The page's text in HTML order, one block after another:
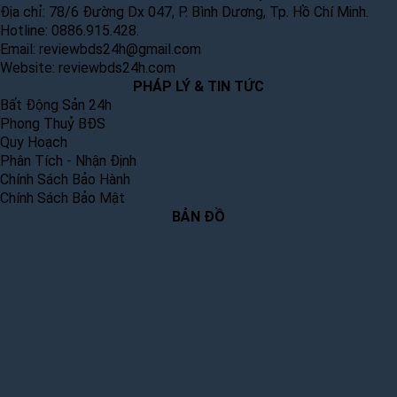
Địa chỉ: 78/6 Đường Dx 047, P. Bình Dương, Tp. Hồ Chí Minh.
Hotline: 0886.915.428.
Email: reviewbds24h@gmail.com
Website: reviewbds24h.com
PHÁP LÝ & TIN TỨC
Bất Động Sản 24h
Phong Thuỷ BĐS
Quy Hoạch
Phân Tích - Nhận Định
Chính Sách Bảo Hành
Chính Sách Bảo Mật
BẢN ĐỒ